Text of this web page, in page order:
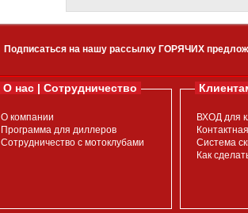
Подписаться на нашу рассылку ГОРЯЧИХ
О нас | Сотрудничество
О компании
Программа для диллеров
Сотрудничество с мотоклубами
ВХОД для
Система
Как